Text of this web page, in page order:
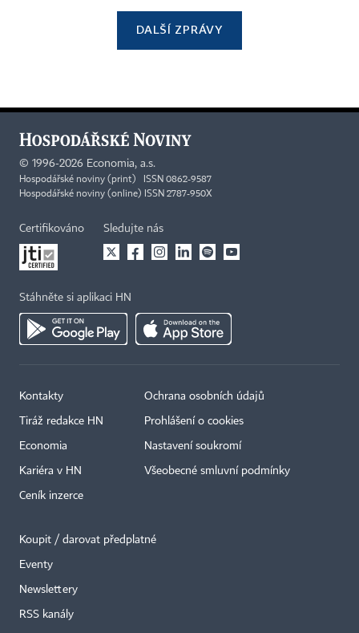
DALŠÍ ZPRÁVY
© 1996-2026 Economia, a.s.
Hospodářské noviny (print) ISSN 0862-9587
Hospodářské noviny (online) ISSN 2787-950X
Certifikováno Sledujte nás
Stáhněte si aplikaci HN
Kontakty
Tiráž redakce HN
Economia
Kariéra v HN
Ceník inzerce
Ochrana osobních údajů
Prohlášení o cookies
Nastavení soukromí
Všeobecné smluvní podmínky
Koupit / darovat předplatné
Eventy
Newslettery
RSS kanály